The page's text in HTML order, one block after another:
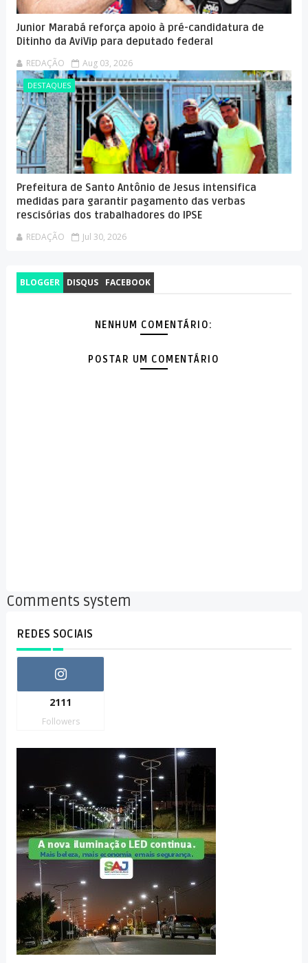
Junior Marabá reforça apoio à pré-candidatura de
Ditinho da AviVip para deputado federal
REDAÇÃO Aug 03, 2026
DESTAQUES
Prefeitura de Santo Antônio de Jesus intensifica
medidas para garantir pagamento das verbas
rescisórias dos trabalhadores do IPSE
REDAÇÃO Jul 30, 2026
BLOGGER DISQUS FACEBOOK
NENHUM COMENTÁRIO:
POSTAR UM COMENTÁRIO
Comments system
REDES SOCIAIS
2111
Followers